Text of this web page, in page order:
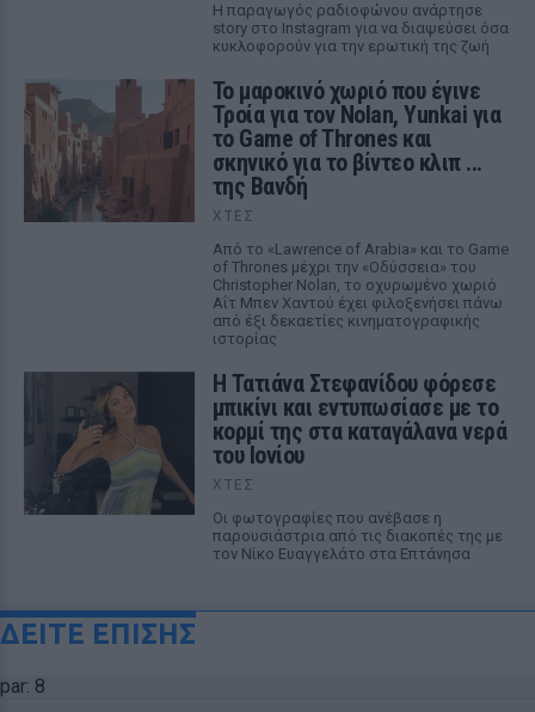
Η παραγωγός ραδιοφώνου ανάρτησε
story στο Instagram για να διαψεύσει όσα
κυκλοφορούν για την ερωτική της ζωή
Το μαροκινό χωριό που έγινε
Τροία για τον Nolan, Yunkai για
το Game of Thrones και
σκηνικό για το βίντεο κλιπ ...
της Βανδή
ΧΤΕΣ
Από το «Lawrence of Arabia» και το Game
of Thrones μέχρι την «Οδύσσεια» του
Christopher Nolan, το οχυρωμένο χωριό
Αΐτ Μπεν Χαντού έχει φιλοξενήσει πάνω
από έξι δεκαετίες κινηματογραφικής
ιστορίας
Η Τατιάνα Στεφανίδου φόρεσε
μπικίνι και εντυπωσίασε με το
κορμί της στα καταγάλανα νερά
του Ιονίου
ΧΤΕΣ
Οι φωτογραφίες που ανέβασε η
παρουσιάστρια από τις διακοπές της με
τον Νίκο Ευαγγελάτο στα Επτάνησα
ΔΕΙΤΕ ΕΠΙΣΗΣ
par: 8